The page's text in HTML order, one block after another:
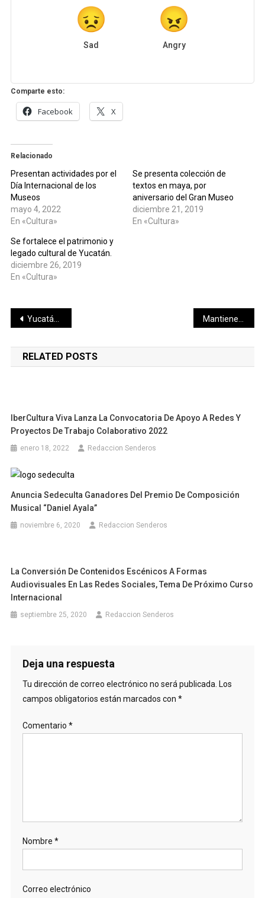
Sad Angry
Comparte esto:
Facebook X
Relacionado
Presentan actividades por el
Día Internacional de los
Museos
mayo 4, 2022
En «Cultura»
Se presenta colección de
textos en maya, por
aniversario del Gran Museo
diciembre 21, 2019
En «Cultura»
Se fortalece el patrimonio y
legado cultural de Yucatán.
diciembre 26, 2019
En «Cultura»
Navegación
de
entradas
Yucatán avanza en Justicia Social: Diputado Samuel Lizama Gasca resalta logros en equidad y bienestar
RELATED POSTS
IberCultura Viva Lanza La Convocatoria De Apoyo A Redes Y
Proyectos De Trabajo Colaborativo 2022
enero 18, 2022 Redaccion Senderos
Anuncia Sedeculta Ganadores Del Premio De Composición
Musical “Daniel Ayala”
noviembre 6, 2020 Redaccion Senderos
La Conversión De Contenidos Escénicos A Formas
Audiovisuales En Las Redes Sociales, Tema De Próximo Curso
Internacional
septiembre 25, 2020 Redaccion Senderos
Deja una respuesta
Tu dirección de correo electrónico no será publicada. Los
campos obligatorios están marcados con *
Comentario *
Nombre *
Correo electrónico